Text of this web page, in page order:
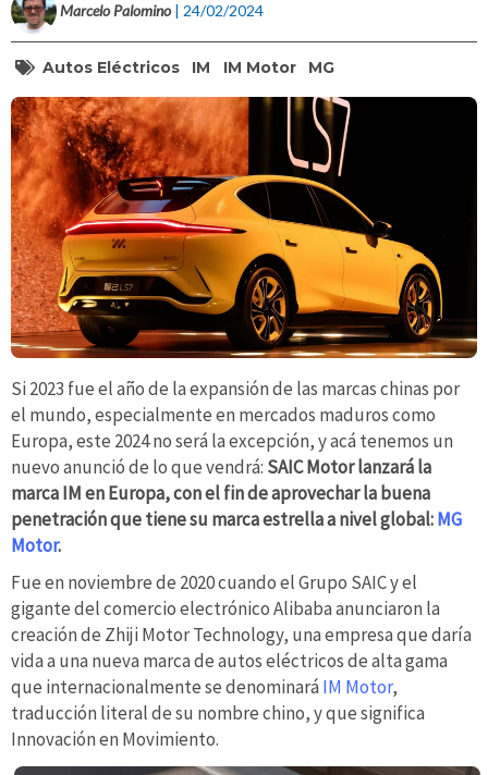
Marcelo Palomino | 24/02/2024
Autos Eléctricos IM IM Motor MG
Si 2023 fue el año de la expansión de las marcas chinas por
el mundo, especialmente en mercados maduros como
Europa, este 2024 no será la excepción, y acá tenemos un
nuevo anunció de lo que vendrá: SAIC Motor lanzará la
marca IM en Europa, con el fin de aprovechar la buena
penetración que tiene su marca estrella a nivel global:MG
Motor.
Fue en noviembre de 2020 cuando el Grupo SAIC y el
gigante del comercio electrónico Alibaba anunciaron la
creación de Zhiji Motor Technology, una empresa que daría
vida a una nueva marca de autos eléctricos de alta gama
que internacionalmente se denominará IM Motor,
traducción literal de su nombre chino, y que significa
Innovación en Movimiento.